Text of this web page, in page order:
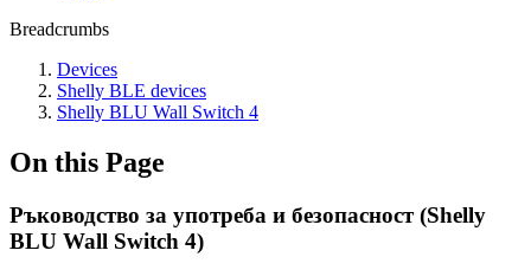
Breadcrumbs
Devices
Shelly BLE devices
Shelly BLU Wall Switch 4
On this Page
Ръководство за употреба и безопасност (Shelly
BLU Wall Switch 4)